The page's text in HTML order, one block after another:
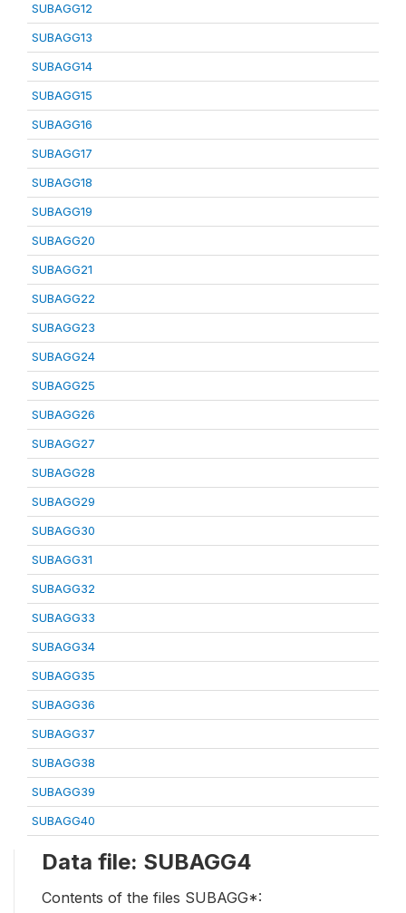
SUBAGG12
SUBAGG13
SUBAGG14
SUBAGG15
SUBAGG16
SUBAGG17
SUBAGG18
SUBAGG19
SUBAGG20
SUBAGG21
SUBAGG22
SUBAGG23
SUBAGG24
SUBAGG25
SUBAGG26
SUBAGG27
SUBAGG28
SUBAGG29
SUBAGG30
SUBAGG31
SUBAGG32
SUBAGG33
SUBAGG34
SUBAGG35
SUBAGG36
SUBAGG37
SUBAGG38
SUBAGG39
SUBAGG40
Data file: SUBAGG4
Contents of the files SUBAGG*: